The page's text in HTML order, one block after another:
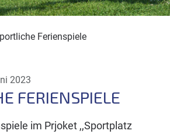
Ferienspiele
2023
FERIENSPIELE
im Prjoket ,,Sportplatz